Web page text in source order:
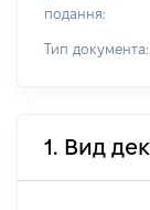
подання:
Тип документа:
1. Вид